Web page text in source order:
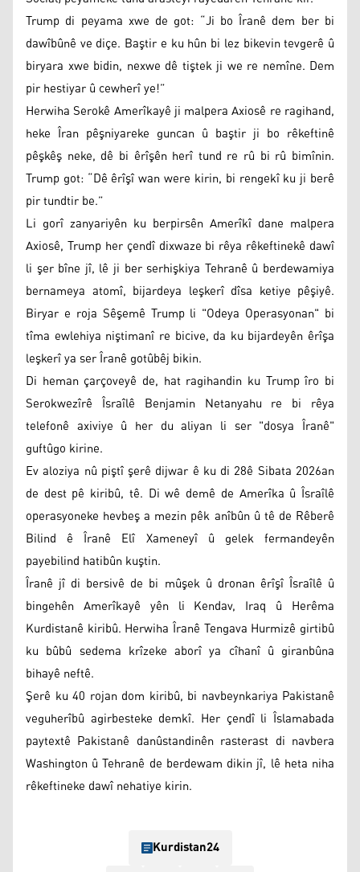
Trump di peyama xwe de got: “Ji bo Îranê dem ber bi
dawîbûnê ve diçe. Baştir e ku hûn bi lez bikevin tevgerê û
biryara xwe bidin, nexwe dê tiştek ji we re nemîne. Dem
pir hestiyar û cewherî ye!”
Herwiha Serokê Amerîkayê ji malpera Axiosê re ragihand,
heke Îran pêşniyareke guncan û baştir ji bo rêkeftinê
pêşkêş neke, dê bi êrîşên herî tund re rû bi rû bimînin.
Trump got: “Dê êrîşî wan were kirin, bi rengekî ku ji berê
pir tundtir be.”
Li gorî zanyariyên ku berpirsên Amerîkî dane malpera
Axiosê, Trump her çendî dixwaze bi rêya rêkeftinekê dawî
li şer bîne jî, lê ji ber serhişkiya Tehranê û berdewamiya
bernameya atomî, bijardeya leşkerî dîsa ketiye pêşiyê.
Biryar e roja Sêşemê Trump li "Odeya Operasyonan" bi
tîma ewlehiya niştimanî re bicive, da ku bijardeyên êrîşa
leşkerî ya ser Îranê gotûbêj bikin.
Di heman çarçoveyê de, hat ragihandin ku Trump îro bi
Serokwezîrê Îsraîlê Benjamin Netanyahu re bi rêya
telefonê axiviye û her du aliyan li ser "dosya Îranê"
guftûgo kirine.
Ev aloziya nû piştî şerê dijwar ê ku di 28ê Sibata 2026an
de dest pê kiribû, tê. Di wê demê de Amerîka û Îsraîlê
operasyoneke hevbeş a mezin pêk anîbûn û tê de Rêberê
Bilind ê Îranê Elî Xameneyî û gelek fermandeyên
payebilind hatibûn kuştin.
Îranê jî di bersivê de bi mûşek û dronan êrîşî Îsraîlê û
bingehên Amerîkayê yên li Kendav, Iraq û Herêma
Kurdistanê kiribû. Herwiha Îranê Tengava Hurmizê girtibû
ku bûbû sedema krîzeke aborî ya cîhanî û giranbûna
bihayê neftê.
Şerê ku 40 rojan dom kiribû, bi navbeynkariya Pakistanê
veguherîbû agirbesteke demkî. Her çendî li Îslamabada
paytextê Pakistanê danûstandinên rasterast di navbera
Washington û Tehranê de berdewam dikin jî, lê heta niha
rêkeftineke dawî nehatiye kirin.
Kurdistan24